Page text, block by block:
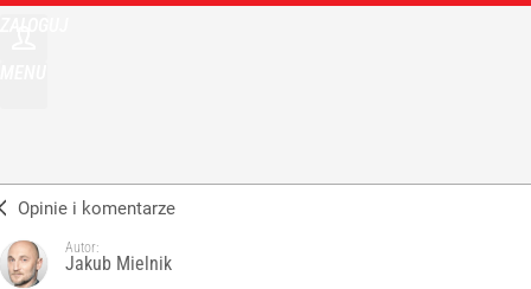
Opinie i komentarze
Autor:
Jakub Mielnik